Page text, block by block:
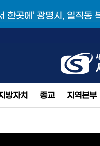
한곳에’ 광명시, 일직
방자치 종교 지역본부